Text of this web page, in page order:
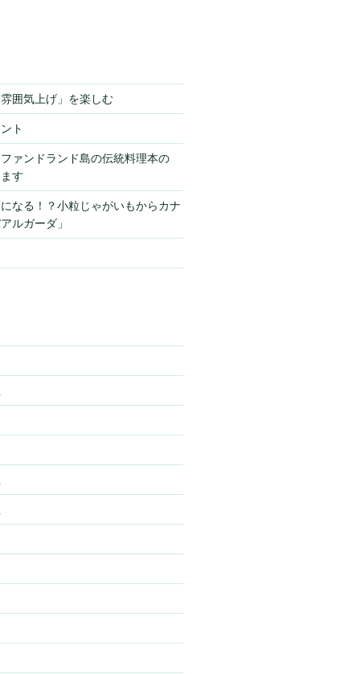
囲気上げ」を楽しむ
ト
ァンドランド島の伝統料理本の
す
なる！？小粒じゃがいもからカナ
ルガーダ」